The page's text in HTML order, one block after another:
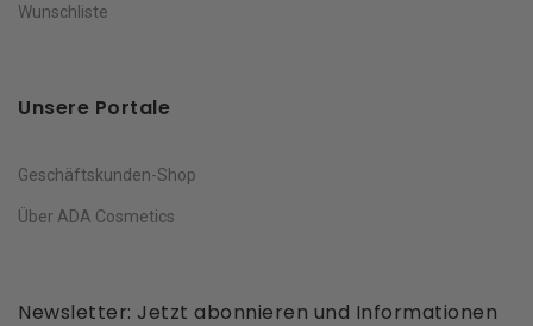
Wunschliste
Unsere Portale
Geschäftskunden-Shop
Über ADA Cosmetics
Newsletter: Jetzt abonnieren und Informationen